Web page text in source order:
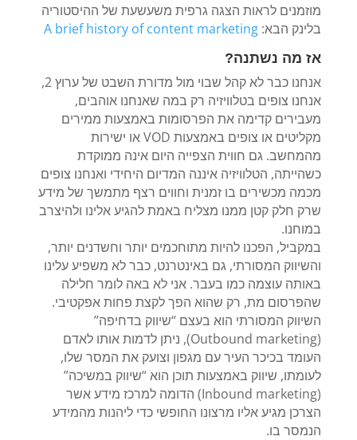
מוזמנים לראות הצגה גרפית משעשעת של ההיסטוריה
בלינק הבא: A brief history of content marketing
אז מה נשתנה?
אנחנו כבר לא קהל שבוי מול מדורת השבט של ערוץ 2,
אנחנו צופים בטלוויזיה רק במה שאנחנו אוהבים,
מעבירים קדימה את הפרסומות באמצעות ממירים
מקליטים או צופים באמצעות VOD או ישירות
מהמחשב. גם חווית הצפייה היום אינה ממוקדת
כשהייתה, הטלוויזיה איננה המדיום היחידי ואנחנו צופים
מכמה מכשירים בו זמנית וחווים רצף מתמשך של מידע
שרק חלק קטן ממנו מצליח באמת להגיע אלינו ולהיצרב
במוחנו.
במקביל, הפכנו להיות מתוחכמים יותר וחשדנים יותר,
והשיווק המסורתי, גם באינטרנט, כבר לא משפיע עלינו
באותה עוצמה כמו בעבר. אני לא באה לומר חלילה
שהפרסום מת, רק שהוא הפך לקצת פחות אפקטיבי.
השיווק המסורתי הוא בעצם “שיווק בדחיפה”
(Outbound marketing), ניתן לדמות אותו לאדם
העומד בכיכר העיר עם מגפון וצועק את המסר שלו,
לעומתו, שיווק באמצעות תוכן הוא “שיווק במשיכה”
(Inbound marketing) הדומה למרכז מידע אשר
הצרכן מגיע אליו מרצונו החופשי כדי ליהנות מהמידע
הנמסר בו.